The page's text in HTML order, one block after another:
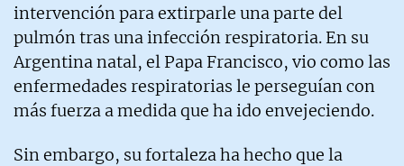
intervención para extirparle una parte del
pulmón tras una infección respiratoria. En su
Argentina natal, el Papa Francisco, vio como las
enfermedades respiratorias le perseguían con
más fuerza a medida que ha ido envejeciendo.
Sin embargo, su fortaleza ha hecho que la